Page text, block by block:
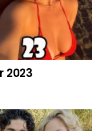
2023